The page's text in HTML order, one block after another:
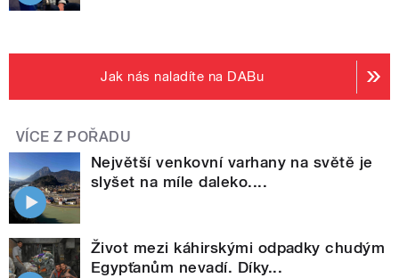
Jak nás naladíte na DABu
VÍCE Z POŘADU
Největší venkovní varhany na světě je
slyšet na míle daleko....
Život mezi káhirskými odpadky chudým
Egypťanům nevadí. Díky...